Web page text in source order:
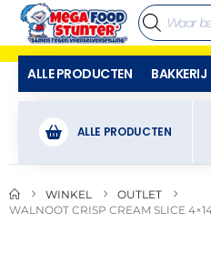
ALLE PRODUCTEN BAKKERIJ
ALLE PRODUCTEN
WINKEL
OUTLET
WALNOOT CRISP CREAM SLICE